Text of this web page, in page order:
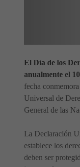
El Día de los
anualmente el
fecha
Universal de
General de las
La Declaración
establece los
deben ser